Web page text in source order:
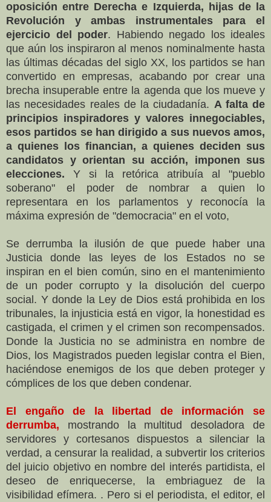
oposición entre Derecha e Izquierda, hijas de la
Revolución y ambas instrumentales para el
ejercicio del poder. Habiendo negado los ideales
que aún los inspiraron al menos nominalmente hasta
las últimas décadas del siglo XX, los partidos se han
convertido en empresas, acabando por crear una
brecha insuperable entre la agenda que los mueve y
las necesidades reales de la ciudadanía. A falta de
principios inspiradores y valores innegociables,
esos partidos se han dirigido a sus nuevos amos,
a quienes los financian, a quienes deciden sus
candidatos y orientan su acción, imponen sus
elecciones. Y si la retórica atribuía al "pueblo
soberano" el poder de nombrar a quien lo
representara en los parlamentos y reconocía la
máxima expresión de "democracia" en el voto,
Se derrumba la ilusión de que puede haber una
Justicia donde las leyes de los Estados no se
inspiran en el bien común, sino en el mantenimiento
de un poder corrupto y la disolución del cuerpo
social. Y donde la Ley de Dios está prohibida en los
tribunales, la injusticia está en vigor, la honestidad es
castigada, el crimen y el crimen son recompensados.
Donde la Justicia no se administra en nombre de
Dios, los Magistrados pueden legislar contra el Bien,
haciéndose enemigos de los que deben proteger y
cómplices de los que deben condenar.
El engaño de la libertad de información se
derrumba, mostrando la multitud desoladora de
servidores y cortesanos dispuestos a silenciar la
verdad, a censurar la realidad, a subvertir los criterios
del juicio objetivo en nombre del interés partidista, el
deseo de enriquecerse, la embriaguez de la
visibilidad efímera. . Pero si el periodista, el editor, el